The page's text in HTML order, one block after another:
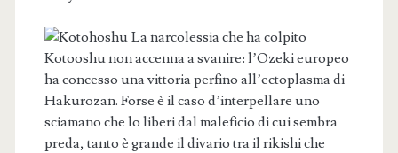
La narcolessia che ha colpito
Kotooshu non accenna a svanire: l’Ozeki europeo
ha concesso una vittoria perfino all’ectoplasma di
Hakurozan. Forse è il caso d’interpellare uno
sciamano che lo liberi dal maleficio di cui sembra
preda, tanto è grande il divario tra il rikishi che